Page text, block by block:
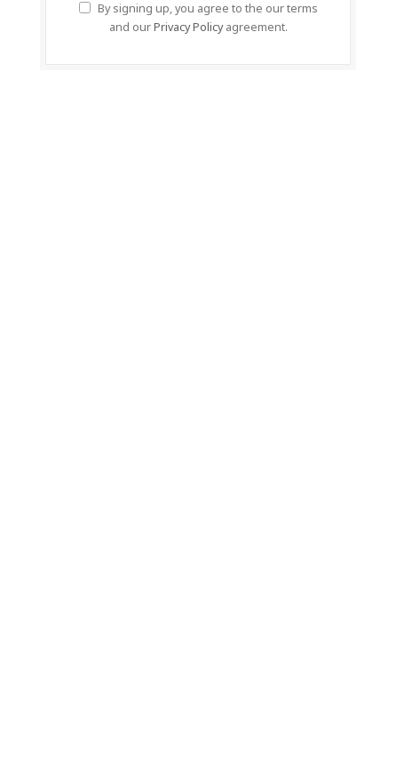
By signing up, you agree to the our terms
and ourPrivacy Policyagreement.